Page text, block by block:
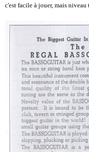
c'est facile à jouer, mais niveau